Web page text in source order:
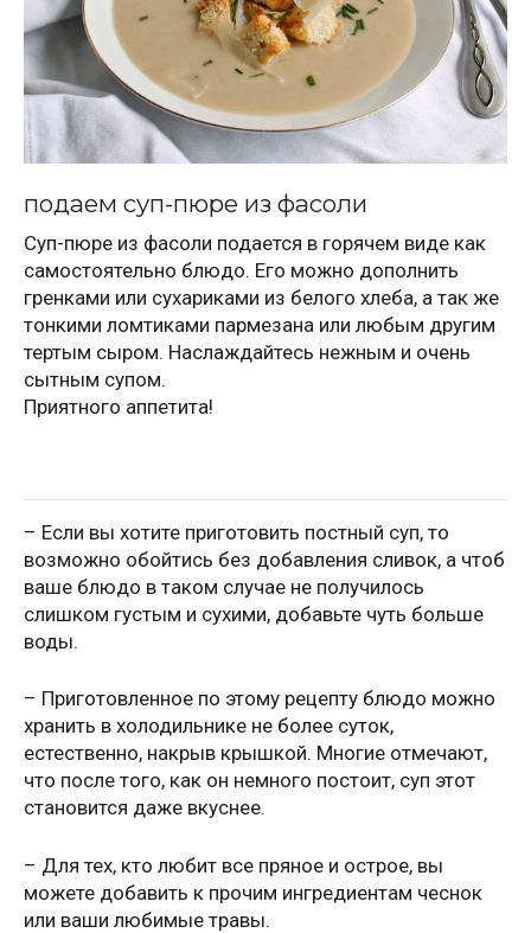
подаем суп-пюре из фасоли
Суп-пюре из фасоли подается в горячем виде как
самостоятельно блюдо. Его можно дополнить
гренками или сухариками из белого хлеба, а так же
тонкими ломтиками пармезана или любым другим
тертым сыром. Наслаждайтесь нежным и очень
сытным супом.
Приятного аппетита!
– Если вы хотите приготовить постный суп, то
возможно обойтись без добавления сливок, а чтоб
ваше блюдо в таком случае не получилось
слишком густым и сухими, добавьте чуть больше
воды.
– Приготовленное по этому рецепту блюдо можно
хранить в холодильнике не более суток,
естественно, накрыв крышкой. Многие отмечают,
что после того, как он немного постоит, суп этот
становится даже вкуснее.
– Для тех, кто любит все пряное и острое, вы
можете добавить к прочим ингредиентам чеснок
или ваши любимые травы.